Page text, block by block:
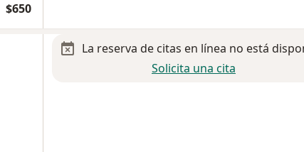
$650
La reserva de citas en línea no está
Solicita una cita